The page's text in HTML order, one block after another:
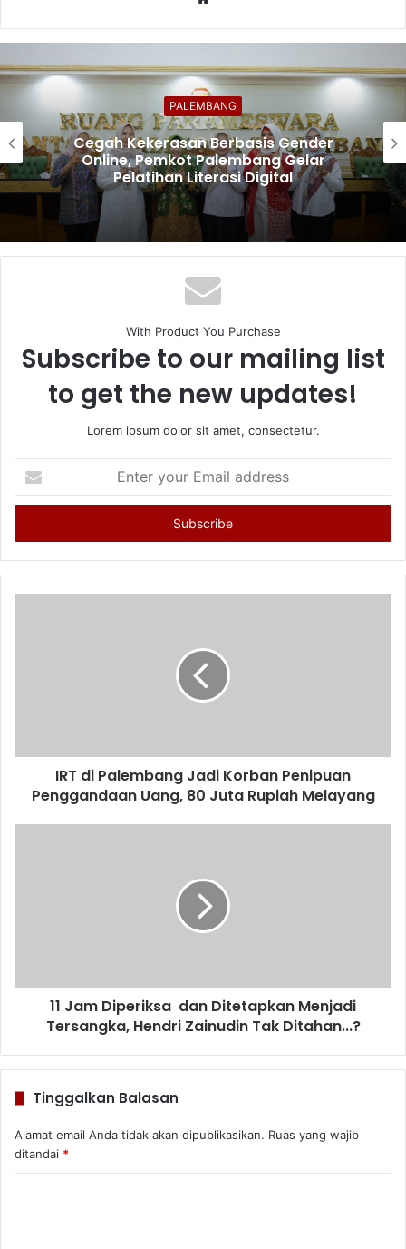
PALEMBANG
Cegah Kekerasan Berbasis Gender
Online, Pemkot Palembang Gelar
Pelatihan Literasi Digital
With Product You Purchase
Subscribe to our mailing list
to get the new updates!
Lorem ipsum dolor sit amet, consectetur.
your
Email
IRT di Palembang Jadi Korban Penipuan
Penggandaan Uang, 80 Juta Rupiah Melayang
11 Jam Diperiksa dan Ditetapkan Menjadi
Tersangka, Hendri Zainudin Tak Ditahan...?
Tinggalkan Balasan
Alamat email Anda tidak akan dipublikasikan. Ruas yang wajib
ditandai *